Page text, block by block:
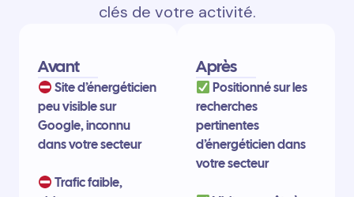
clés de votre activité.
Avant
Site d’énergéticien
peu visible sur
Google, inconnu
dans votre secteur
Trafic faible,
Après
Positionné sur les
recherches
pertinentes
d’énergéticien dans
votre secteur